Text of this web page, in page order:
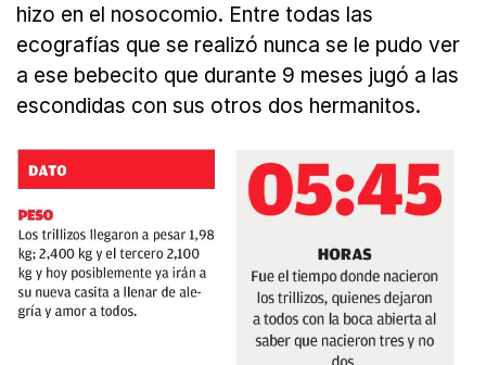
hizo en el nosocomio. Entre todas las
ecografías que se realizó nunca se le pudo ver
a ese bebecito que durante 9 meses jugó a las
escondidas con sus otros dos hermanitos.